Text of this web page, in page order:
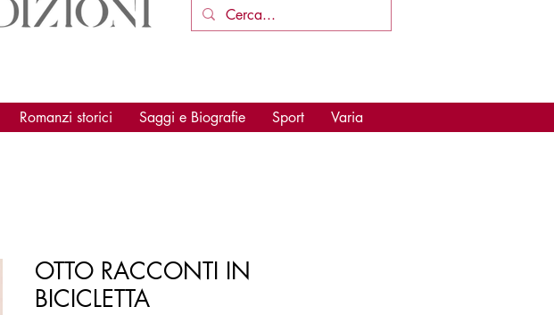
Romanzi storici Saggi e Biografie Sport Varia
OTTO RACCONTI IN
BICICLETTA